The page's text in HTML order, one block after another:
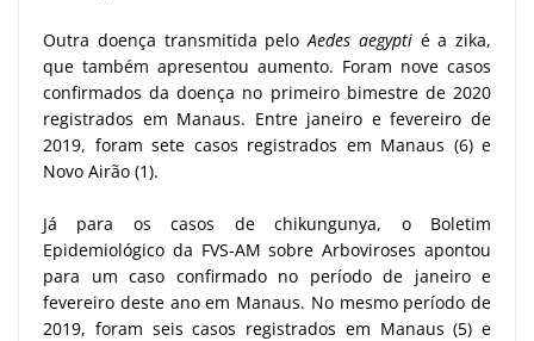
Outra doença transmitida pelo Aedes aegyptié a zika,
que também apresentou aumento. Foram nove casos
confirmados da doença no primeiro bimestre de 2020
registrados em Manaus. Entre janeiro e fevereiro de
2019, foram sete casos registrados em Manaus (6) e
Novo Airão (1).
Já para os casos de chikungunya, o Boletim
Epidemiológico da FVS-AM sobre Arboviroses apontou
para um caso confirmado no período de janeiro e
fevereiro deste ano em Manaus. No mesmo período de
2019, foram seis casos registrados em Manaus (5) e